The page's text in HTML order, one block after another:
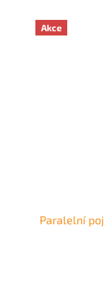
Akce
Paralelní